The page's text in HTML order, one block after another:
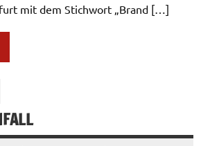
mit dem Stichwort „Brand […]